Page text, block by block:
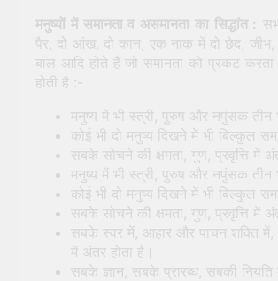
मनुष्यों में समानता व असमानता का सिद्धांत :
पैर, दो आंख, दो कान, एक नाक में दो छेद, जीभ,
बाल आदि होते हैं जो समानता को प्रकट
होती है :-
मनुष्य में भी स्त्री, पुरुष और नपुंसक तीन
कोई भी दो मनुष्य दिखने में भी बिल्कुल
सबके सोचने की क्षमता, गुण, प्रवृत्ति में
मनुष्य में भी स्त्री, पुरुष और नपुंसक तीन
कोई भी दो मनुष्य दिखने में भी बिल्कुल
सबके सोचने की क्षमता, गुण, प्रवृत्ति में
सबके स्वर में, आहार और पाचन शक्ति
में अंतर होता है।
सबके ज्ञान, सबके प्रारब्ध, सबकी नियति